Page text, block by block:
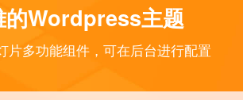
的Wordpress主题
片多功能组件，可在后台进行配置